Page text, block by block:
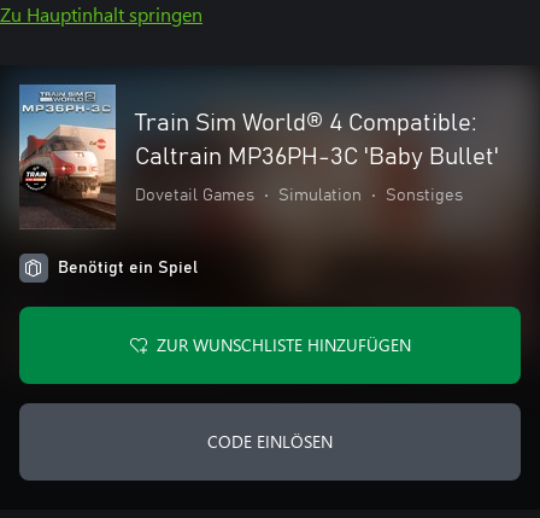
Zu Hauptinhalt springen
Train Sim World® 4 Compatible:
Caltrain MP36PH-3C 'Baby Bullet'
Dovetail Games • Simulation • Sonstiges
Benötigt ein Spiel
ZUR WUNSCHLISTE HINZUFÜGEN
CODE EINLÖSEN